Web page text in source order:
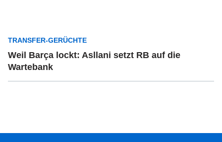
TRANSFER-GERÜCHTE
Weil Barça lockt: Asllani setzt RB auf die
Wartebank